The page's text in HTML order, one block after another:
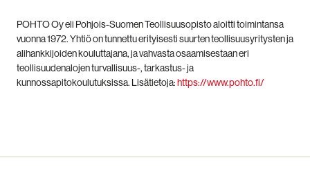
POHTO Oy eli Pohjois-Suomen Teollisuusopisto aloitti toimintansa
vuonna 1972. Yhtiö on tunnettu erityisesti suurten teollisuusyritysten ja
alihankkijoiden kouluttajana, ja vahvasta osaamisestaan eri
teollisuudenalojen turvallisuus-, tarkastus- ja
kunnossapitokoulutuksissa. Lisätietoja:https://www.pohto.fi/